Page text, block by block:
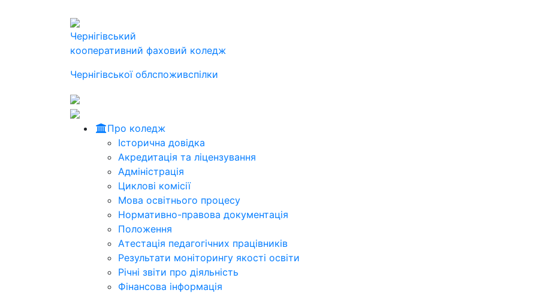
Чернігівський
кооперативний фаховий коледж
Чернігівської облспоживспілки
Про коледж
Історична довідка
Акредитація та ліцензування
Адміністрація
Циклові комісії
Мова освітнього процесу
Нормативно-правова документація
Положення
Атестація педагогічних працівників
Результати моніторингу якості освіти
Річні звіти про діяльність
Фінансова інформація